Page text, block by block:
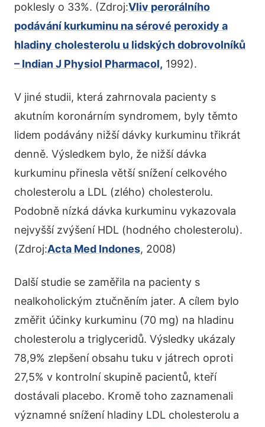
poklesly o 33%. (Zdroj:Vliv perorálního
podávání kurkuminu na sérové peroxidy a
hladiny cholesterolu u lidských dobrovolníků
– Indian J Physiol Pharmacol, 1992).
V jiné studii, která zahrnovala pacienty s
akutním koronárním syndromem, byly těmto
lidem podávány nižší dávky kurkuminu třikrát
denně. Výsledkem bylo, že nižší dávka
kurkuminu přinesla větší snížení celkového
cholesterolu a LDL (zlého) cholesterolu.
Podobně nízká dávka kurkuminu vykazovala
nejvyšší zvýšení HDL (hodného cholesterolu).
(Zdroj:Acta Med Indones, 2008)
Další studie se zaměřila na pacienty s
nealkoholickým ztučněním jater. A cílem bylo
změřit účinky kurkuminu (70 mg) na hladinu
cholesterolu a triglyceridů. Výsledky ukázaly
78,9% zlepšení obsahu tuku v játrech oproti
27,5% v kontrolní skupině pacientů, kteří
dostávali placebo. Kromě toho zaznamenali
významné snížení hladiny LDL cholesterolu a